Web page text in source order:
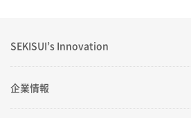
SEKISUI’s Innovation
SEKISUI’s Innovation
企業情報